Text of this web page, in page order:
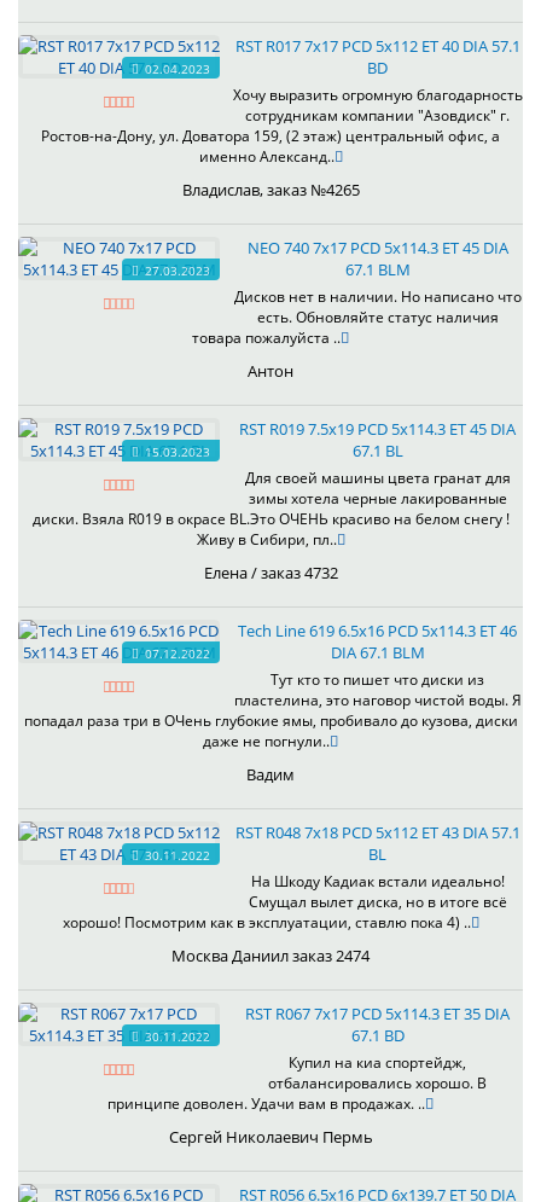
02.04.2023
RST R017 7x17 PCD 5x112 ET 40 DIA 57.1
BD
Хочу выразить огромную благодарность
сотрудникам компании "Азовдиск" г.
Ростов-на-Дону, ул. Доватора 159, (2 этаж) центральный офис, а
именно Александ..
Владислав, заказ №4265
27.03.2023
NEO 740 7x17 PCD 5x114.3 ET 45 DIA
67.1 BLM
Дисков нет в наличии. Но написано что
есть. Обновляйте статус наличия
товара пожалуйста ..
Антон
15.03.2023
RST R019 7.5x19 PCD 5x114.3 ET 45 DIA
67.1 BL
Для своей машины цвета гранат для
зимы хотела черные лакированные
диски. Взяла R019 в окрасе BL.Это ОЧЕНЬ красиво на белом снегу !
Живу в Сибири, пл..
Елена / заказ 4732
07.12.2022
Tech Line 619 6.5x16 PCD 5x114.3 ET 46
DIA 67.1 BLM
Тут кто то пишет что диски из
пластелина, это наговор чистой воды. Я
попадал раза три в ОЧень глубокие ямы, пробивало до кузова, диски
даже не погнули..
Вадим
30.11.2022
RST R048 7x18 PCD 5x112 ET 43 DIA 57.1
BL
На Шкоду Кадиак встали идеально!
Смущал вылет диска, но в итоге всё
хорошо! Посмотрим как в эксплуатации, ставлю пока 4) ..
Москва Даниил заказ 2474
30.11.2022
RST R067 7x17 PCD 5x114.3 ET 35 DIA
67.1 BD
Купил на киа спортейдж,
отбалансировались хорошо. В
принципе доволен. Удачи вам в продажах. ..
Сергей Николаевич Пермь
RST R056 6.5x16 PCD 6x139.7 ET 50 DIA